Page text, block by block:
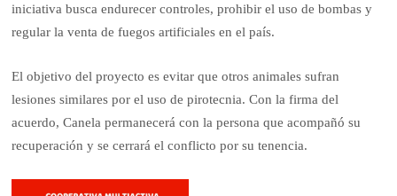
iniciativa busca endurecer controles, prohibir el uso de bombas y
regular la venta de fuegos artificiales en el país.
El objetivo del proyecto es evitar que otros animales sufran
lesiones similares por el uso de pirotecnia. Con la firma del
acuerdo, Canela permanecerá con la persona que acompañó su
recuperación y se cerrará el conflicto por su tenencia.